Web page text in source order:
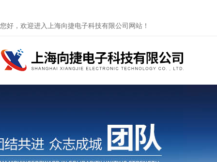
您好，欢迎进入上海向捷电子科技有限公司网站！